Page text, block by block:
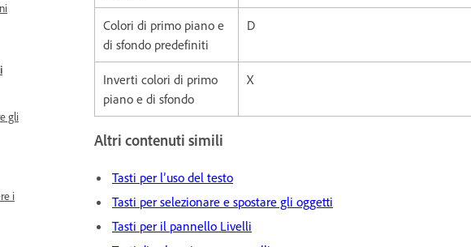
gli
i
Colori di primo piano e
di sfondo predefiniti
D
Inverti colori di primo
piano e di sfondo
X
Altri contenuti simili
Tasti per l’uso del testo
Tasti per selezionare e spostare gli oggetti
Tasti per il pannello Livelli